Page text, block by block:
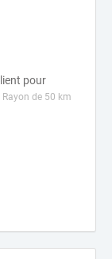
pour
Rayon de 50 km